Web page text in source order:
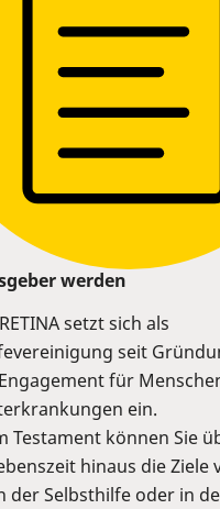
werden
setzt sich als
seit
für
ein.
Testament können Sie
hinaus die Ziele
der Selbsthilfe oder in